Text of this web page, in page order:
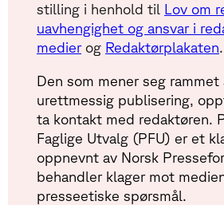
stilling i henhold til Lov om
uavhengighet og ansvar i
medierog Redaktørplakaten.
Den som mener seg rammet
urettmessig publisering,
ta kontakt med redaktøren.
Faglige Utvalg (PFU) er et
oppnevnt av Norsk
behandler klager mot
presseetiske spørsmål.